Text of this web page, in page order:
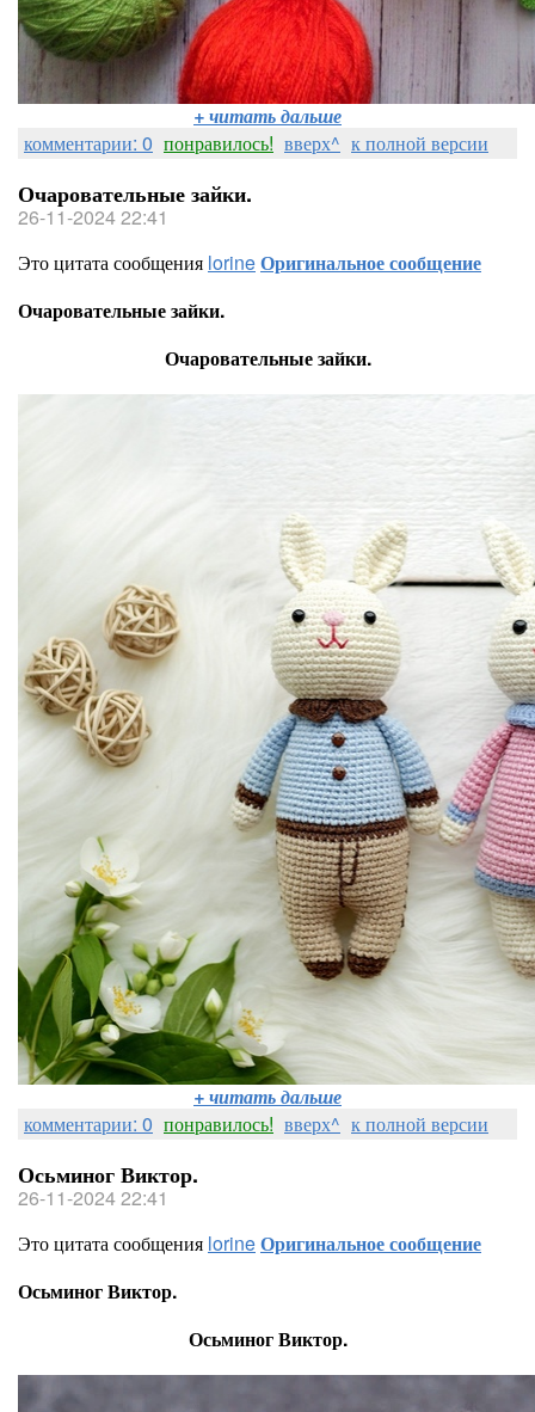
+ читать дальше
комментарии: 0 понравилось! вверх^ к полной версии
Очаровательные зайки.
26-11-2024 22:41
Это цитата сообщения lorineОригинальное сообщение
Очаровательные зайки.
Очаровательные зайки.
+ читать дальше
комментарии: 0 понравилось! вверх^ к полной версии
Осьминог Виктор.
26-11-2024 22:41
Это цитата сообщения lorineОригинальное сообщение
Осьминог Виктор.
Осьминог Виктор.